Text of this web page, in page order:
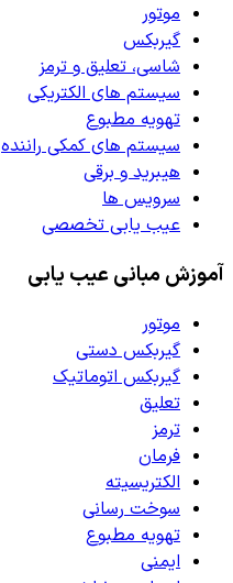
موتور
گیربکس
شاسی، تعلیق و ترمز
سیستم های الکتریکی
تهویه مطبوع
سیستم های کمکی راننده
هیبرید و برقی
سرویس ها
عیب یابی تخصصی
آموزش مبانی عیب یابی
موتور
گیربکس دستی
گیربکس اتوماتیک
تعلیق
ترمز
فرمان
الکتریسیته
سوخت رسانی
تهویه مطبوع
ایمنی